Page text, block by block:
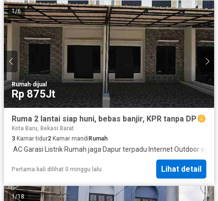
1/6
Rumah·dijual
Rp 875Jt
Ruma 2 lantai siap huni, bebas banjir, KPR tanpa DP
Kota Baru, Bekasi Barat
3 Kamar tidur2 Kamar mandiRumah
·AC·Garasi· Listrik·Rumah jaga·Dapur terpadu· Internet·Outdoor
Pertama kali dilihat 0 minggu lalu Lihat detail
1/18